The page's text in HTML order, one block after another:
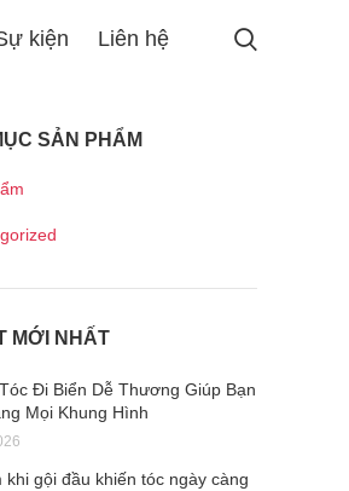
kiện Liên hệ
SẢN PHẨM
MỚI NHẤT
Đi Biển Dễ Thương Giúp Bạn
Mọi Khung Hình
khi gội đầu khiến tóc ngày càng